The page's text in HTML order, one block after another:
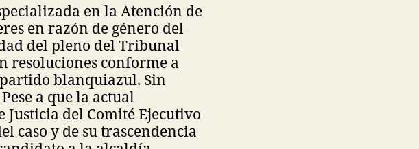
en la Atención de
en razón de género del
del pleno del Tribunal
resoluciones conforme a
blanquiazul. Sin
Pese a que la actual
Justicia del Comité Ejecutivo
caso y de su trascendencia